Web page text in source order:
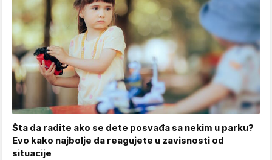
Šta da radite ako se dete posvađa sa nekim u parku?
Evo kako najbolje da reagujete u zavisnosti od
situacije